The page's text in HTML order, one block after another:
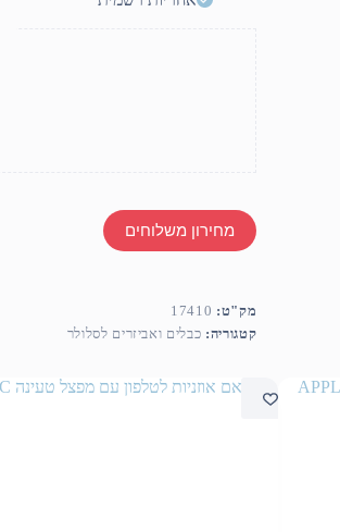
מחירון משלוחים
מק"ט: 17410
קטגוריה: כבלים ואביזרים לסלולר